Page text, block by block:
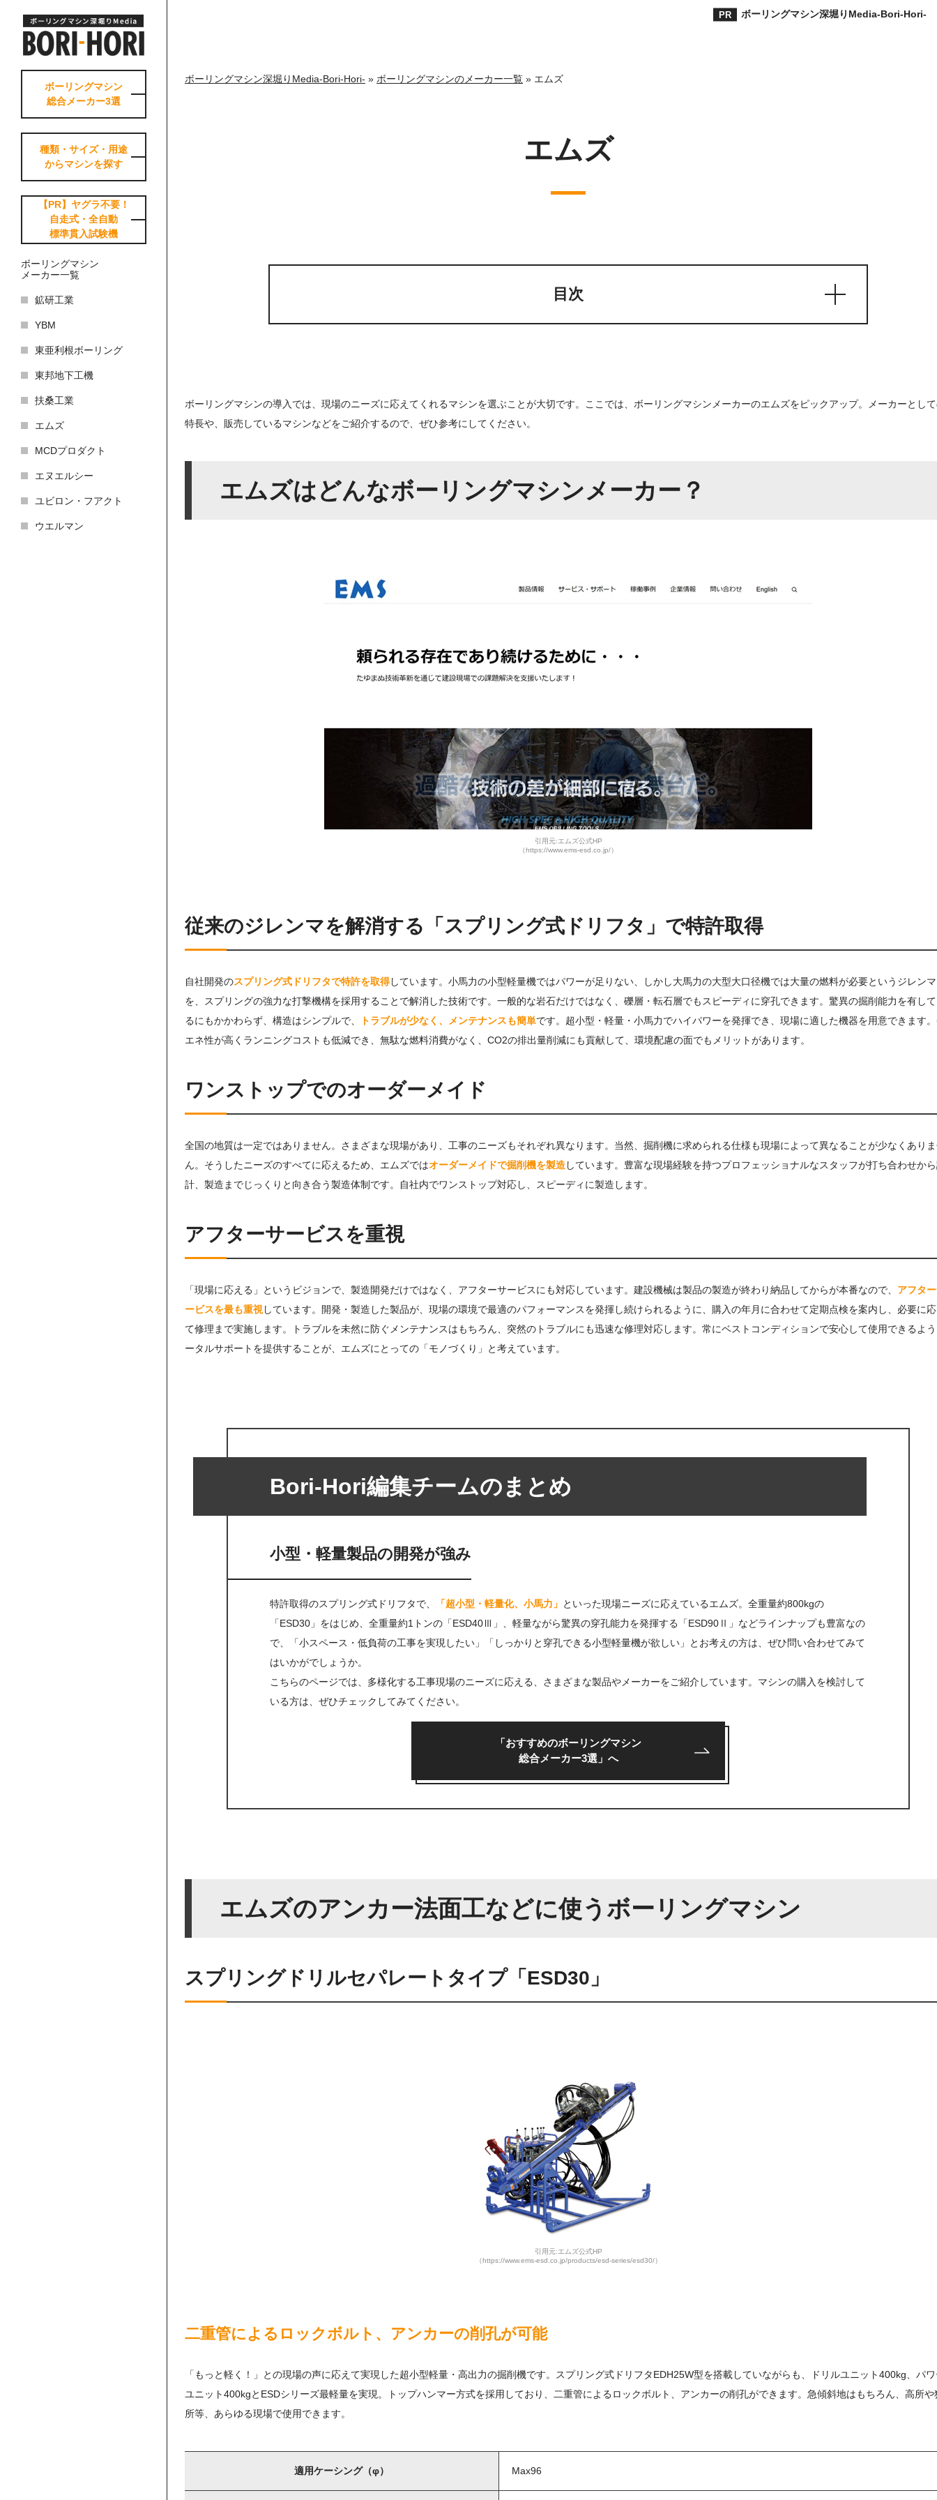
ボーリングマシン深堀りMedia-Bori-Hori-
ボーリングマシン
総合メーカー3選
種類・サイズ・用途
からマシンを探す
【PR】ヤグラ不要！
自走式・全自動
標準貫入試験機
ボーリングマシン
メーカー一覧
鉱研工業
YBM
東亜利根ボーリング
東邦地下工機
扶桑工業
エムズ
MCDプロダクト
エヌエルシー
ユビロン・フアクト
ウエルマン
ボーリングマシン深堀りMedia-Bori-Hori- » ボーリングマシンのメーカー一覧 » エムズ
エムズ
目次
ボーリングマシンの導入では、現場のニーズに応えてくれるマシンを選ぶことが大切です。ここでは、ボーリングマシンメーカーのエムズをピックアップ。メーカーとし
特長や、販売しているマシンなどをご紹介するので、ぜひ参考にしてください。
エムズはどんなボーリングマシンメーカー？
引用元:エムズ公式HP
（https://www.ems-esd.co.jp/）
従来のジレンマを解消する「スプリング式ドリフタ」で特許取得
自社開発のスプリング式ドリフタで特許を取得しています。小馬力の小型軽量機ではパワーが足りない、しかし大馬力の大型大口径機では大量の燃料が必要というジレンマ
を、スプリングの強力な打撃機構を採用することで解消した技術です。一般的な岩石だけではなく、礫層・転石層でもスピーディに穿孔できます。驚異の掘削能力を有し
るにもかかわらず、構造はシンプルで、
トラブルが少なく、メンテナンスも簡単です。超小型・軽量・小馬力でハイパワーを発揮でき、現場に適した機器を用意できます
エネ性が高くランニングコストも低減でき、無駄な燃料消費がなく、CO2の排出量削減にも貢献して、環境配慮の面でもメリットがあります。
ワンストップでのオーダーメイド
全国の地質は一定ではありません。さまざまな現場があり、工事のニーズもそれぞれ異なります。当然、掘削機に求められる仕様も現場によって異なることが少なくあり
ん。そうしたニーズのすべてに応えるため、エムズではオーダーメイドで掘削機を製造しています。豊富な現場経験を持つプロフェッショナルなスタッフが打ち合わせか
計、製造までじっくりと向き合う製造体制です。自社内でワンストップ対応し、スピーディに製造します。
アフターサービスを重視
「現場に応える」というビジョンで、製造開発だけではなく、アフターサービスにも対応しています。建設機械は製品の製造が終わり納品してからが本番なので、 アフタ
ービスを最も重視しています。開発・製造した製品が、現場の環境で最適のパフォーマンスを発揮し続けられるように、購入の年月に合わせて定期点検を案内し、必要に
て修理まで実施します。トラブルを未然に防ぐメンテナンスはもちろん、突然のトラブルにも迅速な修理対応します。常にベストコンディションで安心して使用できるよ
ータルサポートを提供することが、エムズにとっての「モノづくり」と考えています。
Bori-Hori編集チームのまとめ
小型・軽量製品の開発が強み
特許取得のスプリング式ドリフタで、 「超小型・軽量化、小馬力」 といった現場ニーズに応えているエムズ。全重量約800kgの
「ESD30」をはじめ、全重量約1トンの「ESD40Ⅲ」、軽量ながら驚異の穿孔能力を発揮する「ESD90Ⅱ」などラインナップも豊富なの
で、「小スペース・低負荷の工事を実現したい」「しっかりと穿孔できる小型軽量機が欲しい」とお考えの方は、ぜひ問い合わせてみて
はいかがでしょうか。
こちらのページでは、多様化する工事現場のニーズに応える、さまざまな製品やメーカーをご紹介しています。マシンの購入を検討して
いる方は、ぜひチェックしてみてください。
「おすすめのボーリングマシン
総合メーカー3選」へ
エムズのアンカー法面工などに使うボーリングマシン
スプリングドリルセパレートタイプ「ESD30」
引用元:エムズ公式HP
（https://www.ems-esd.co.jp/products/esd-series/esd30/）
二重管によるロックボルト、アンカーの削孔が可能
「もっと軽く！」との現場の声に応えて実現した超小型軽量・高出力の掘削機です。スプリング式ドリフタEDH25W型を搭載していながらも、ドリルユニット400kg、パ
ユニット400kgとESDシリーズ最軽量を実現。トップハンマー方式を採用しており、二重管によるロックボルト、アンカーの削孔ができます。急傾斜地はもちろん、高所や
所等、あらゆる現場で使用できます。
適用ケーシング（φ） Max96